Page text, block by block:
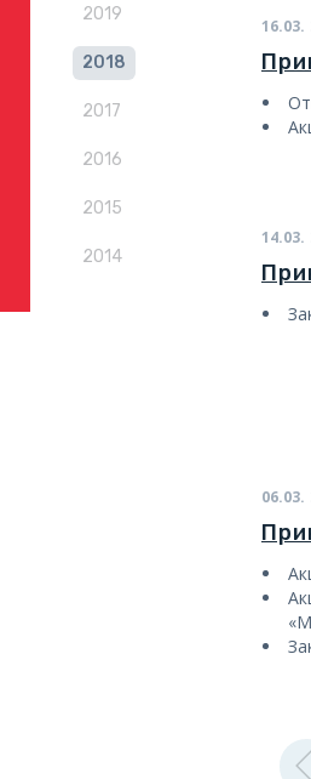
2019
2018
2017
2016
2015
2014
16.03.
14.03.
06.03.